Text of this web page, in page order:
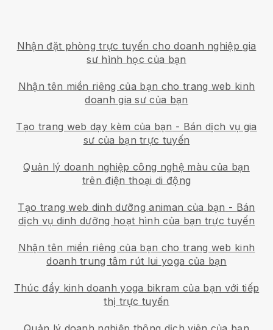
Nhận đặt phòng trực tuyến cho doanh nghiệp gia
sư hình học của bạn
Nhận tên miền riêng của bạn cho trang web kinh
doanh gia sư của bạn
Tạo trang web dạy kèm của bạn - Bán dịch vụ gia
sư của bạn trực tuyến
Quản lý doanh nghiệp công nghệ màu của bạn
trên điện thoại di động
Tạo trang web dinh dưỡng animan của bạn - Bán
dịch vụ dinh dưỡng hoạt hình của bạn trực tuyến
Nhận tên miền riêng của bạn cho trang web kinh
doanh trung tâm rút lui yoga của bạn
Thúc đẩy kinh doanh yoga bikram của bạn với tiếp
thị trực tuyến